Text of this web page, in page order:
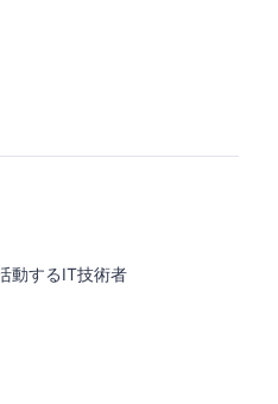
動するIT技術者